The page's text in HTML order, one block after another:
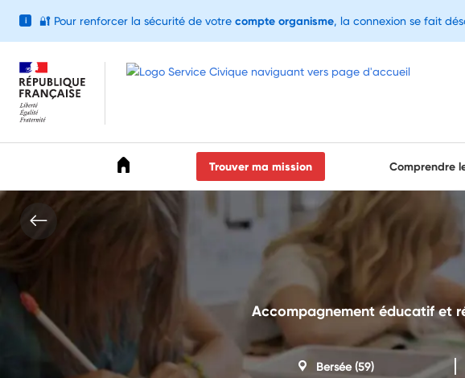
Trouver ma mission Comprendre
Accompagnement éducatif et
Bersée(59)
i 🔐 Pour renforcer la sécurité de votre compte organisme, la connexion se fait